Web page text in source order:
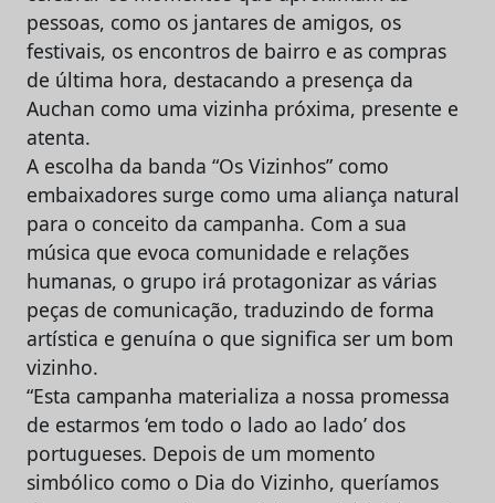
pessoas, como os jantares de amigos, os
festivais, os encontros de bairro e as compras
de última hora, destacando a presença da
Auchan como uma vizinha próxima, presente e
atenta.
A escolha da banda “Os Vizinhos” como
embaixadores surge como uma aliança natural
para o conceito da campanha. Com a sua
música que evoca comunidade e relações
humanas, o grupo irá protagonizar as várias
peças de comunicação, traduzindo de forma
artística e genuína o que significa ser um bom
vizinho.
“Esta campanha materializa a nossa promessa
de estarmos ‘em todo o lado ao lado’ dos
portugueses. Depois de um momento
simbólico como o Dia do Vizinho, queríamos